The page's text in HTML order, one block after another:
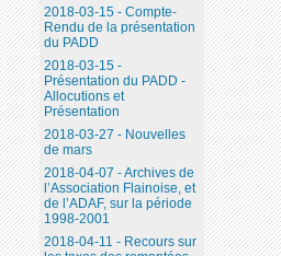
2018-03-15 - Compte-
Rendu de la présentation
du PADD
2018-03-15 -
Présentation du PADD -
Allocutions et
Présentation
2018-03-27 - Nouvelles
de mars
2018-04-07 - Archives de
l’Association Flainoise, et
de l’ADAF, sur la période
1998-2001
2018-04-11 - Recours sur